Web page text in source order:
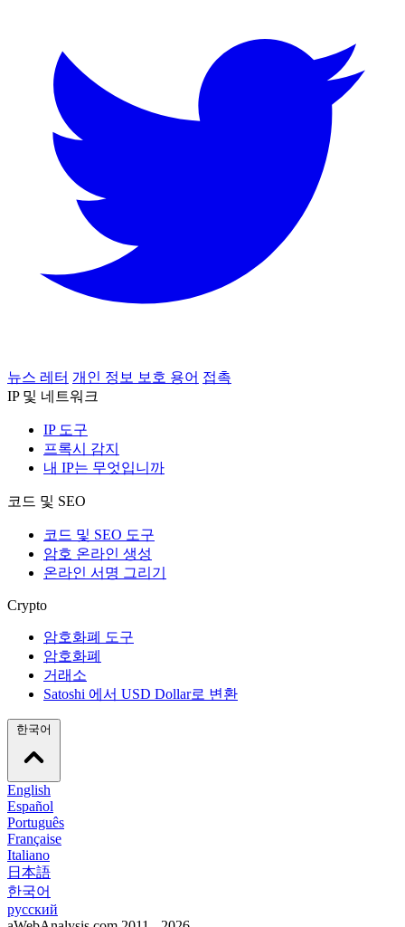
뉴스 레터 개인 정보 보호 용어 접촉
IP 및 네트워크
IP 도구
프록시 감지
내 IP는 무엇입니까
코드 및 SEO
코드 및 SEO 도구
암호 온라인 생성
온라인 서명 그리기
Crypto
암호화폐 도구
암호화폐
거래소
Satoshi 에서 USD Dollar로 변환
English
Español
Português
Française
Italiano
日本語
한국어
русский